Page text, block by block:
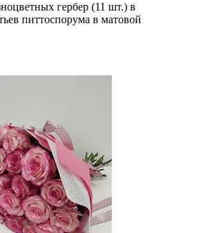
гербер (11 шт.) в
питтоспорума в матовой